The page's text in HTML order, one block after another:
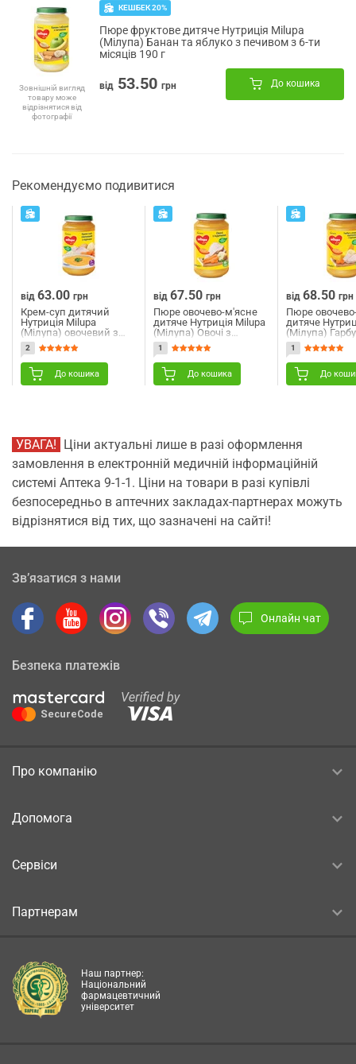
Зовнішній вигляд
товару може
відрізнятися від
фотографії
КЕШБЕК 20%
Пюре фруктове дитяче Нутриція Milupa
(Мілупа) Банан та яблуко з печивом з 6-ти
місяців 190 г
від 53.50 грн До кошика
Рекомендуємо подивитися
від 63.00 грн
Крем-суп дитячий
Нутриція Milupa
(Мілупа) овочевий з
курчам з 7 місяців 200 г
2
До кошика
від 67.50 грн
Пюре овочево-м'ясне
дитяче Нутриція Milupa
(Мілупа) Овочі з
індичкою з 6 місяців
200 г
1
До кошика
від 68.50 грн
Пюре
дитяче
(Мілупа)
морквою,
курчам з 6
1
До
УВАГА!
Ціни актуальні лише в разі оформлення
замовлення в електронній медичній інформаційній
системі Аптека 9-1-1. Ціни на товари в разі купівлі
безпосередньо в аптечних закладах-партнерах можуть
відрізнятися від тих, що зазначені на сайті!
Зв’язатися з нами
Онлайн чат
Безпека платежів
Про компанію
Допомога
Сервіси
Партнерам
Наш партнер:
Національний
фармацевтичний
університет